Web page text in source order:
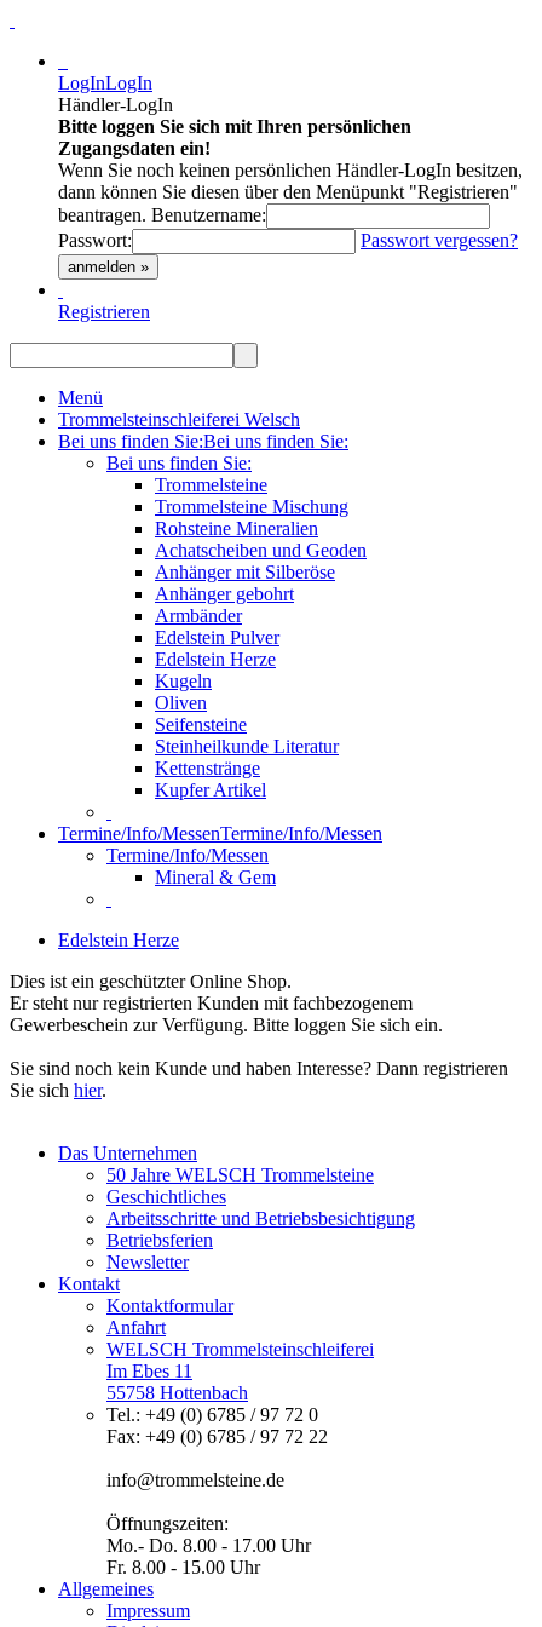
LogInLogIn
Händler-LogIn
Bitte loggen Sie sich mit Ihren persönlichen
Zugangsdaten ein!
Wenn Sie noch keinen persönlichen Händler-LogIn besitzen,
dann können Sie diesen über den Menüpunkt "Registrieren"
beantragen. Benutzername:
Passwort:
Passwort vergessen?
anmelden »
Registrieren
Menü
Trommelsteinschleiferei Welsch
Bei uns finden Sie:Bei uns finden Sie:
Bei uns finden Sie:
Trommelsteine
Trommelsteine Mischung
Rohsteine Mineralien
Achatscheiben und Geoden
Anhänger mit Silberöse
Anhänger gebohrt
Armbänder
Edelstein Pulver
Edelstein Herze
Kugeln
Oliven
Seifensteine
Steinheilkunde Literatur
Kettenstränge
Kupfer Artikel
Termine/Info/MessenTermine/Info/Messen
Termine/Info/Messen
Mineral & Gem
Edelstein Herze
Dies ist ein geschützter Online Shop.
Er steht nur registrierten Kunden mit fachbezogenem
Gewerbeschein zur Verfügung. Bitte loggen Sie sich ein.
Sie sind noch kein Kunde und haben Interesse? Dann registrieren
Sie sich hier.
Das Unternehmen
50 Jahre WELSCH Trommelsteine
Geschichtliches
Arbeitsschritte und Betriebsbesichtigung
Betriebsferien
Newsletter
Kontakt
Kontaktformular
Anfahrt
WELSCH Trommelsteinschleiferei
Im Ebes 11
55758 Hottenbach
Tel.: +49 (0) 6785 / 97 72 0
Fax: +49 (0) 6785 / 97 72 22
info@trommelsteine.de
Öffnungszeiten:
Mo.- Do. 8.00 - 17.00 Uhr
Fr. 8.00 - 15.00 Uhr
Allgemeines
Impressum